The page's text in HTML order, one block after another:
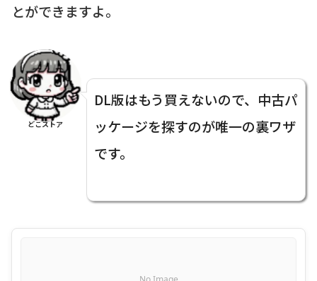
とができますよ。
どこストア
DL版はもう買えないので、中古パ
ッケージを探すのが唯一の裏ワザ
です。